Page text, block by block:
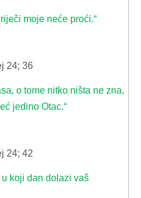
moje neće proći.“
24; 36
o tome nitko ništa ne zna,
jedino Otac.“
24; 42
koji dan dolazi vaš